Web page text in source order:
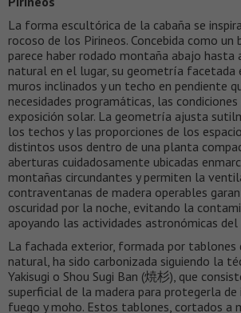
La forma escultórica de la cabaña se
rocoso de los Pirineos. Concebida como un
parece haber rodado montaña abajo hasta
natural en el lugar, su geometría facetada
muros inclinados y un techo en pendiente
necesidades programáticas, las
exposición solar. La geometría ajusta
los techos y las proporciones de los
distintos usos dentro de una planta
aberturas cuidadosamente ubicadas
montañas circundantes y permiten la
contraventanas de madera operables
oscuridad por la noche, evitando la
apoyando las actividades astronómicas del
La fachada exterior, formada por tablones
natural, ha sido carbonizada siguiendo la
Yakisugi o Shou Sugi Ban (焼杉), que
superficial de la madera para protegerla de
fuego y moho. Estos tablones, cortados a